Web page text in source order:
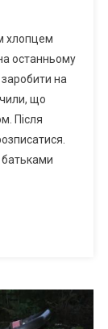
хлопцем
останньому
на
що
Після